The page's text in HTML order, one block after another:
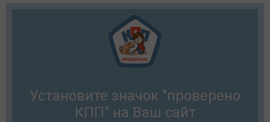
Установите значок "проверено
КПП" на Ваш сайт